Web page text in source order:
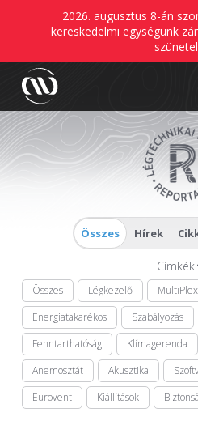
2026. augusztus 8-án
kereskedelmi egységünk
Összes Hírek
Címkék
Összes Légkezelő MultiPlex
Energiatakarékos
Szabályozás
Fenntarthatóság
Klímagerenda
Anemosztát
Akusztika
Eurovent
Kiállítások